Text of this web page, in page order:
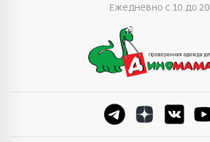
Ежедневно c 10 до 20